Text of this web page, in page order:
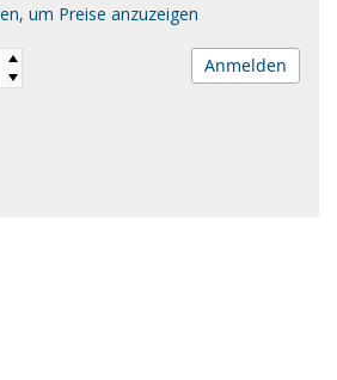
um Preise anzuzeigen
Anmelden